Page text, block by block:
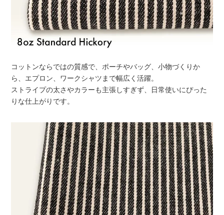
コットンならではの質感で、ポーチやバッグ、小物づくりか
ら、エプロン、ワークシャツまで幅広く活躍。
ストライプの太さやカラーも主張しすぎず、日常使いにぴった
りな仕上がりです。